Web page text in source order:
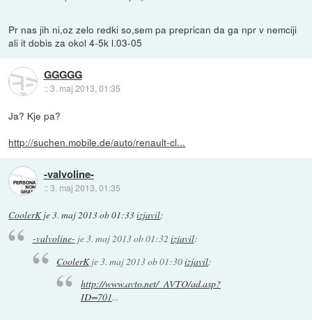
Pr nas jih ni,oz zelo redki so,sem pa preprican da ga npr v nemciji
ali it dobis za okol 4-5k l.03-05
GGGGG
::3. maj 2013, 01:35
Ja? Kje pa?
http://suchen.mobile.de/auto/renault-cl...
-valvoline-
::3. maj 2013, 01:35
CoolerKje3. maj 2013 ob 01:33izjavil:
-valvoline- je3. maj 2013 ob 01:32 izjavil:
CoolerKje3. maj 2013 ob 01:30izjavil:
http://www.avto.net/_AVTO/ad.asp?
ID=701...